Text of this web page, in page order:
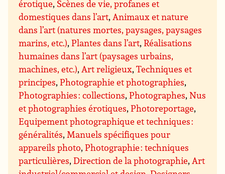
érotique, Scènes de vie, profanes et
domestiques dans l’art,Animaux et nature
dans l’art (natures mortes, paysages, paysages
marins, etc.),Plantes dans l’art,Réalisations
humaines dans l’art (paysages urbains,
machines, etc.),Art religieux,Techniques et
principes,Photographie et photographies,
Photographies : collections,Photographes,Nus
et photographies érotiques,Photoreportage,
Equipement photographique et techniques :
généralités,Manuels spécifiques pour
appareils photo,Photographie : techniques
particulières,Direction de la photographie,Art